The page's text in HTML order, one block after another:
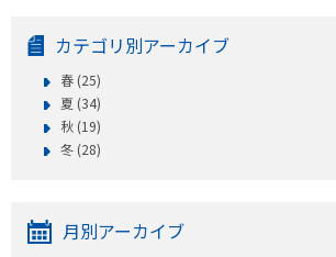
天気
Well-being
カテゴリ別アーカイブ
春 (25)
夏 (34)
秋 (19)
冬 (28)
月別アーカイブ